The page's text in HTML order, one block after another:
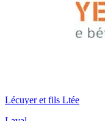
Lécuyer et fils Ltée